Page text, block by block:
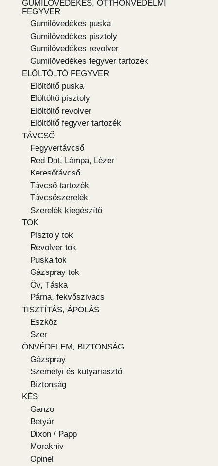
GUMILÖVEDÉKES, OTTHONVÉDELMI
FEGYVER
Gumilövedékes puska
Gumilövedékes pisztoly
Gumilövedékes revolver
Gumilövedékes fegyver tartozék
ELÖLTÖLTŐ FEGYVER
Elöltöltő puska
Elöltöltő pisztoly
Elöltöltő revolver
Elöltöltő fegyver tartozék
TÁVCSŐ
Fegyvertávcső
Red Dot, Lámpa, Lézer
Keresőtávcső
Távcső tartozék
Távcsőszerelék
Szerelék kiegészítő
TOK
Pisztoly tok
Revolver tok
Puska tok
Gázspray tok
Öv, Táska
Párna, fekvőszivacs
TISZTÍTÁS, ÁPOLÁS
Eszköz
Szer
ÖNVÉDELEM, BIZTONSÁG
Gázspray
Személyi és kutyariasztó
Biztonság
KÉS
Ganzo
Betyár
Dixon / Papp
Morakniv
Opinel